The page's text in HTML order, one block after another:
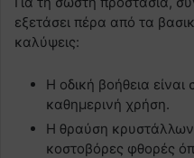
εξετάσει πέρα από τα
καλύψεις:
Η οδική βοήθεια
καθημερινή χρήση.
Η θραύση κρυστάλλων
κοστοβόρες φθορές